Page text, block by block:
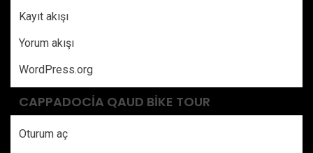
Kayıt akışı
Yorum akışı
WordPress.org
CAPPADOCIA QAUD BIKE TOUR
Oturum aç